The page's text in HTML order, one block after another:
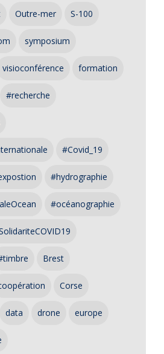
Outre-mer S-100
symposium
visioconférence formation
#recherche
#Covid_19
#hydrographie
#océanographie
Brest
Corse
data drone europe